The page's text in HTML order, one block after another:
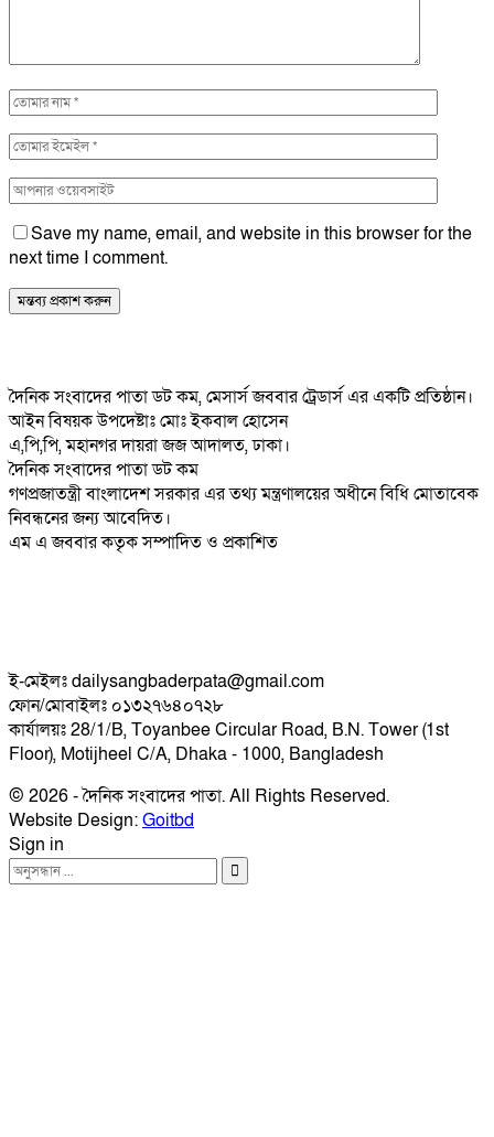
Save my name, email, and website in this browser for the
next time I comment.
দৈনিক সংবাদের পাতা ডট কম, মেসার্স জববার ট্রেডার্স এর একটি প্রতিষ্ঠান।
আইন বিষয়ক উপদেষ্টাঃ মোঃ ইকবাল হোসেন
এ,পি,পি, মহানগর দায়রা জজ আদালত, ঢাকা।
দৈনিক সংবাদের পাতা ডট কম
গণপ্রজাতন্ত্রী বাংলাদেশ সরকার এর তথ্য মন্ত্রণালয়ের অধীনে বিধি মোতাবেক
নিবন্ধনের জন্য আবেদিত।
এম এ জববার কতৃক সম্পাদিত ও প্রকাশিত
ই-মেইলঃ dailysangbaderpata@gmail.com
ফোন/মোবাইলঃ ০১৩২৭৬৪০৭২৮
কার্যালয়ঃ 28/1/B, Toyanbee Circular Road, B.N. Tower (1st
Floor), Motijheel C/A, Dhaka - 1000, Bangladesh
© 2026 - দৈনিক সংবাদের পাতা. All Rights Reserved.
Website Design:Goitbd
Sign in